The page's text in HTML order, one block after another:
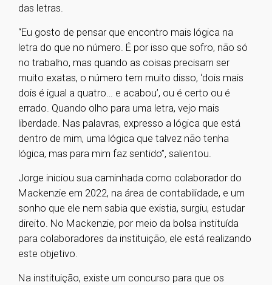
das letras.
“Eu gosto de pensar que encontro mais lógica na
letra do que no número. É por isso que sofro, não só
no trabalho, mas quando as coisas precisam ser
muito exatas, o número tem muito disso, ‘dois mais
dois é igual a quatro… e acabou’, ou é certo ou é
errado. Quando olho para uma letra, vejo mais
liberdade. Nas palavras, expresso a lógica que está
dentro de mim, uma lógica que talvez não tenha
lógica, mas para mim faz sentido”, salientou.
Jorge iniciou sua caminhada como colaborador do
Mackenzie em 2022, na área de contabilidade, e um
sonho que ele nem sabia que existia, surgiu, estudar
direito. No Mackenzie, por meio da bolsa instituída
para colaboradores da instituição, ele está realizando
este objetivo.
Na instituição, existe um concurso para que os